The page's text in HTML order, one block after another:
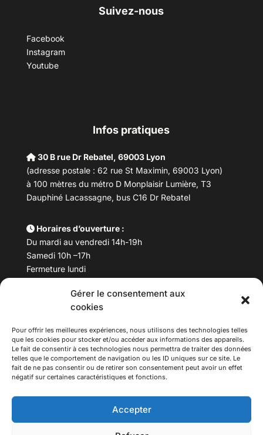
Gérer le consentement aux
cookies
Pour offrir les meilleures expériences, nous utilisons des technologies telles
que les cookies pour stocker et/ou accéder aux informations des appareils.
Le fait de consentir à ces technologies nous permettra de traiter des données
telles que le comportement de navigation ou les ID uniques sur ce site. Le
fait de ne pas consentir ou de retirer son consentement peut avoir un effet
négatif sur certaines caractéristiques et fonctions.
Accepter
Suivez-nous
Facebook
Instagram
Youtube
Infos pratiques
30 B rue Dr Rebatel, 69003 Lyon
(adresse postale : 62 rue St Maximin, 69003 Lyon)
à 100 mètres du métro D Monplaisir Lumière, T3
Dauphiné Lacassagne, bus C16 Dr Rebatel
Horaires d’ouverture :
Du mardi au vendredi 14h-19h
Samedi 10h –17h
Fermeture lundi
Téléphone : 04 78 53 06 40
maisondesculturesasiatiques@asiexpo.com